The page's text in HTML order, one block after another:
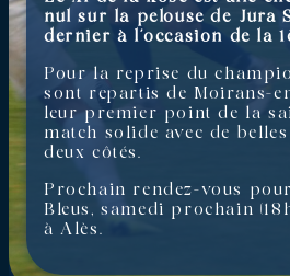
nul sur la pelouse de Jura
dernier à l’occasion de la
Pour la reprise du
sont repartis de Moirans-
leur premier point de la
match solide avec de
deux côtés.
Prochain rendez-vous
Bleus, samedi prochain
à Alès.